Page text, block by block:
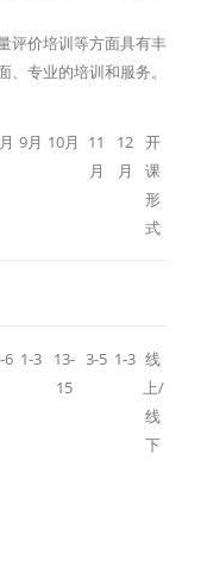
评价培训等方面具有丰
专业的培训和服务。
9月 10月
11
月
12
月
开
课
形
式
6 1-3
13-
15
3-5 1-3 线
上/
线
下